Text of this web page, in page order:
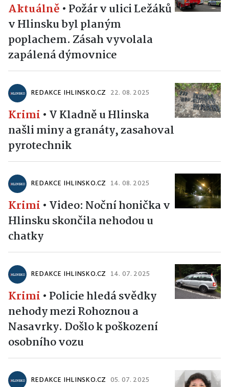
Aktuálně • Požár v ulici Ležáků
v Hlinsku byl planým
poplachem. Zásah vyvolala
zapálená dýmovnice
REDAKCE IHLINSKO.CZ 22. 08. 2025
Krimi • V Kladně u Hlinska
našli miny a granáty, zasahoval
pyrotechnik
REDAKCE IHLINSKO.CZ 14. 08. 2025
Krimi • Video: Noční honička v
Hlinsku skončila nehodou u
chatky
REDAKCE IHLINSKO.CZ 14. 07. 2025
Krimi • Policie hledá svědky
nehody mezi Rohoznou a
Nasavrky. Došlo k poškození
osobního vozu
REDAKCE IHLINSKO.CZ 05. 07. 2025